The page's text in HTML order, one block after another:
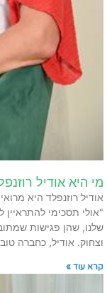
מי היא אודיל
אודיל רוזנפלד היא
"אולי תסכימי
שלנו, שהן פגישות
וצחוק. אודיל, כחברה
קרא עוד »